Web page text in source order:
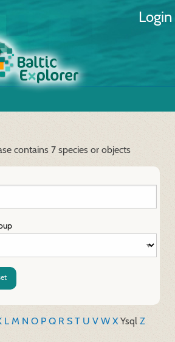
Login
contains 7 species or objects
L M N O P Q R S T U V W XYsql Z